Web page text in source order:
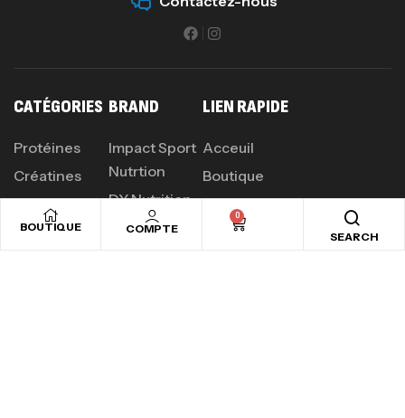
BOUTIQUE COMPTE
0
SEARCH
CATÉGORIES
Protéines
Créatines
Mass Gainer
Acides
BRAND
Impact Sport
Nutrtion
DY Nutrition
Olimp
LIEN RAPIDE
Acceuil
Boutique
Contact Us